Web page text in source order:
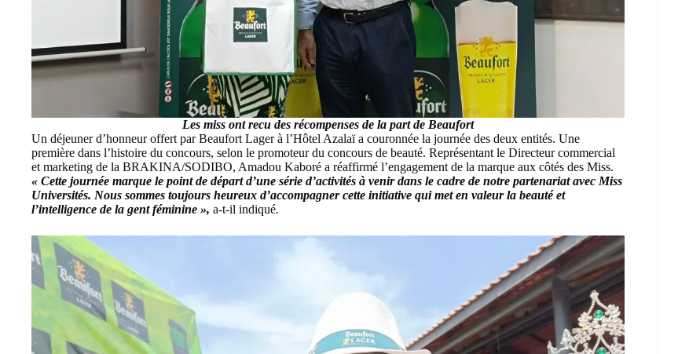
Les miss ont recu des récompenses de la part de Beaufort
Un déjeuner d’honneur offert par Beaufort Lager à l’Hôtel Azalaï a couronnée la journée des deux entités. Une
première dans l’histoire du concours, selon le promoteur du concours de beauté. Représentant le Directeur commercial
et marketing de la BRAKINA/SODIBO, Amadou Kaboré a réaffirmé l’engagement de la marque aux côtés des Miss.
« Cette journée marque le point de départ d’une série d’activités à venir dans le cadre de notre partenariat avec Miss
Universités. Nous sommes toujours heureux d’accompagner cette initiative qui met en valeur la beauté et
l’intelligence de la gent féminine », a-t-il indiqué.